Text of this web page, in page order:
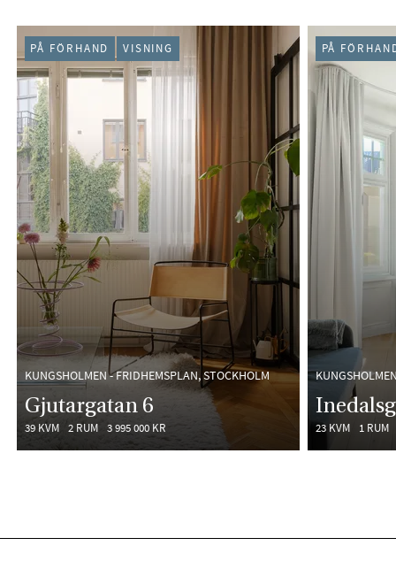
KUNGSHOLMEN - FRIDHEMSPLAN, STOCKHOLM
Gjutargatan 6
39 KVM 2 RUM 3 995 000 KR
PÅ FÖRHAND VISNING
23 KVM 1 RUM
PÅ